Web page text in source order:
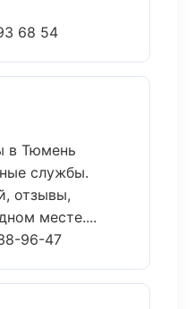
68 54
в Тюмень
службы.
отзывы,
месте....
96-47